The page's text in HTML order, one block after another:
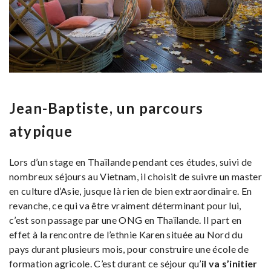
Jean-Baptiste, un parcours
atypique
Lors d’un stage en Thaïlande pendant ces études, suivi de
nombreux séjours au Vietnam, il choisit de suivre un master
en culture d’Asie, jusque là rien de bien extraordinaire. En
revanche, ce qui va être vraiment déterminant pour lui,
c’est son passage par une ONG en Thaïlande. Il part en
effet à la rencontre de l’ethnie Karen située au Nord du
pays durant plusieurs mois, pour construire une école de
formation agricole. C’est durant ce séjour qu’il va s’initier